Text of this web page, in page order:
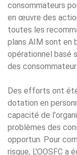
consommateurs
en œuvre des
toutes les
plans AIM sont en
opérationnel basé
des
Des efforts ont
dotation en
capacité de
problèmes des
opportun. Pour
risque, L'OOSFC a